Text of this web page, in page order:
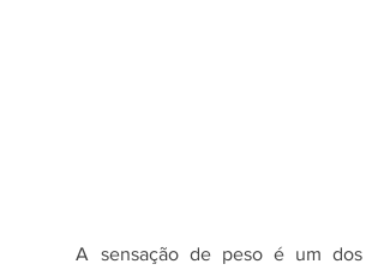
     A sensação de peso é um dos